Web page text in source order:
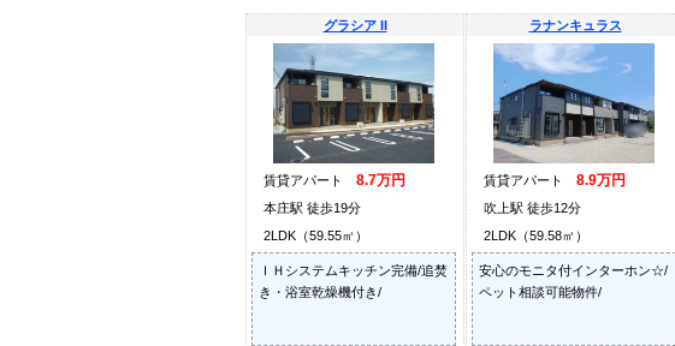
グラシア II
賃貸アパート 8.7万円
本庄駅 徒歩19分
2LDK（59.55㎡）
ＩＨシステムキッチン完備/追焚
き・浴室乾燥機付き/
ラナンキュラス
賃貸アパート 8.9万円
吹上駅 徒歩12分
2LDK（59.58㎡）
安心のモニタ付インターホン☆/
ペット相談可能物件/